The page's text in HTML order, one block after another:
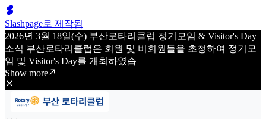
Slashpage로 제작됨
2026년 3월 18일(수) 부산로타리클럽 정기모임 & Visitor's Day
소식 부산로타리클럽은 회원 및 비회원들을 초청하여 정기모
임 및 Visitor's Day를 개최하였습
Show more